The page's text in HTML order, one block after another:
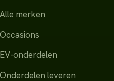
Alle merken
Occasions
EV-onderdelen
Onderdelen leveren